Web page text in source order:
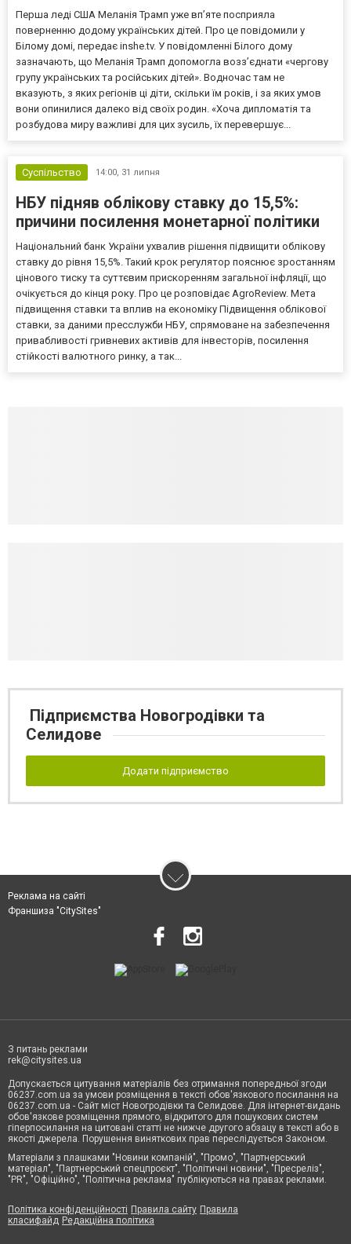
Перша леді США Меланія Трамп уже впʼяте посприяла
поверненню додому українських дітей. Про це повідомили у
Білому домі, передає inshe.tv. У повідомленні Білого дому
зазначають, що Меланія Трамп допомогла возз’єднати «чергову
групу українських та російських дітей». Водночас там не
вказують, з яких регіонів ці діти, скільки їм років, і за яких умов
вони опинилися далеко від своїх родин. «Хоча дипломатія та
розбудова миру важливі для цих зусиль, їх перевершує...
Суспільство 14:00, 31 липня
НБУ підняв облікову ставку до 15,5%:
причини посилення монетарної політики
Національний банк України ухвалив рішення підвищити облікову
ставку до рівня 15,5%. Такий крок регулятор пояснює зростанням
цінового тиску та суттєвим прискоренням загальної інфляції, що
очікується до кінця року. Про це розповідає AgroReview. Мета
підвищення ставки та вплив на економіку Підвищення облікової
ставки, за даними пресслужби НБУ, спрямоване на забезпечення
привабливості гривневих активів для інвесторів, посилення
стійкості валютного ринку, а так...
Підприємства Новогродівки та
Селидове
Додати підприємство
Реклама на сайті
Франшиза "CitySites"
З питань реклами
rek@citysites.ua
Допускається цитування матеріалів без отримання попередньої згоди
06237.com.ua за умови розміщення в тексті обов'язкового посилання на
06237.com.ua - Сайт міст Новогродівки та Селидове. Для інтернет-видань
обов'язкове розміщення прямого, відкритого для пошукових систем
гіперпосилання на цитовані статті не нижче другого абзацу в тексті або в
якості джерела. Порушення виняткових прав переслідується Законом.
Матеріали з плашками "Новини компаній", "Промо", "Партнерський
матеріал", "Партнерський спецпроєкт", "Політичні новини", "Пресреліз",
"PR", "Офіційно", "Політична реклама" публікуються на правах реклами.
Політика конфіденційності Правила сайту Правила
класифайд Редакційна політика